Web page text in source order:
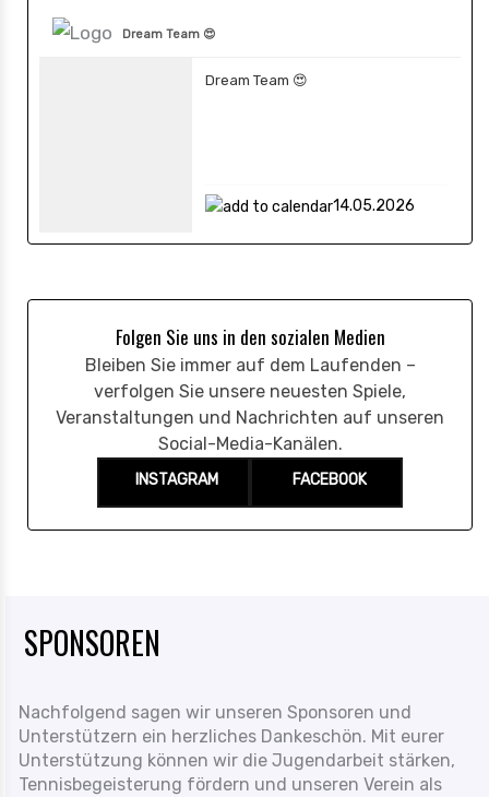
Dream Team 😍
Dream Team 😍
14.05.2026
Folgen Sie uns in den sozialen Medien
Bleiben Sie immer auf dem Laufenden –
verfolgen Sie unsere neuesten Spiele,
Veranstaltungen und Nachrichten auf unseren
Social-Media-Kanälen.
INSTAGRAM FACEBOOK
SPONSOREN
Nachfolgend sagen wir unseren Sponsoren und
Unterstützern ein herzliches Dankeschön. Mit eurer
Unterstützung können wir die Jugendarbeit stärken,
Tennisbegeisterung fördern und unseren Verein als